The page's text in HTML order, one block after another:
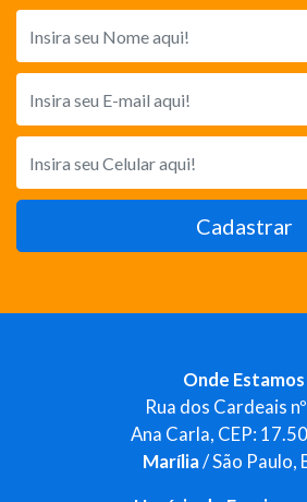
Cadastrar
Onde Estamos
Rua dos Cardeais
Ana Carla, CEP:
Marília/ São Paulo,